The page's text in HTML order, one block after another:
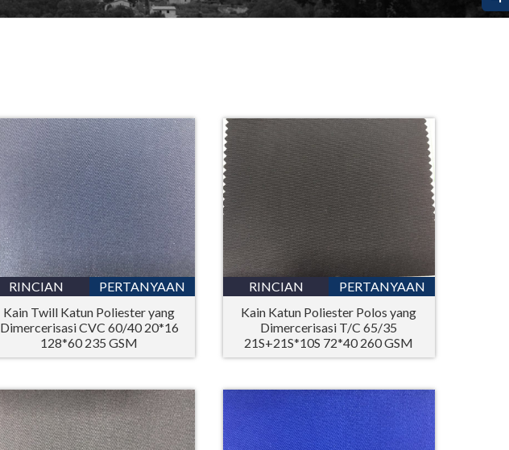
RINCIAN
PERTANYAAN
Kain Twill Katun Poliester yang
Dimercerisasi CVC 60/40 20*16
128*60 235 GSM
RINCIAN
PERTANYAAN
Kain Katun Poliester Polos yang
Dimercerisasi T/C 65/35
21S+21S*10S 72*40 260 GSM
Türkçe
Bahasa Melayu
ไทย